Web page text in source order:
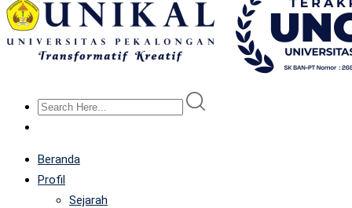
Beranda
Profil
Sejarah